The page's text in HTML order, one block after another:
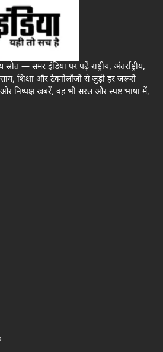
— समर इंडिया पर पढ़ें राष्ट्रीय, अंतर्राष्ट्रीय,
शिक्षा और टेक्नोलॉजी से जुड़ी हर जरूरी
निष्पक्ष खबरें, वह भी सरल और स्पष्ट भाषा में,